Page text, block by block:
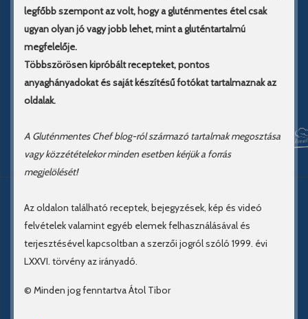
legfőbb szempont az volt, hogy a gluténmentes étel csak
ugyan olyan jó vagy jobb lehet, mint a gluténtartalmú
megfelelője.
Többszörösen kipróbált recepteket, pontos
anyaghányadokat és saját készítésű fotókat tartalmaznak az
oldalak.
A Gluténmentes Chef blog-ról származó tartalmak megosztása
vagy közzétételekor minden esetben kérjük a forrás
megjelölését!
Az oldalon található receptek, bejegyzések, kép és videó
felvételek valamint egyéb elemek felhasználásával és
terjesztésével kapcsoltban a szerzői jogról szóló 1999. évi
LXXVI. törvény az irányadó.
© Minden jog fenntartva Átol Tibor